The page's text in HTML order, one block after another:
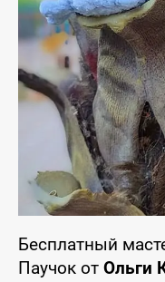
Бесплатный
Паучок от Ольги